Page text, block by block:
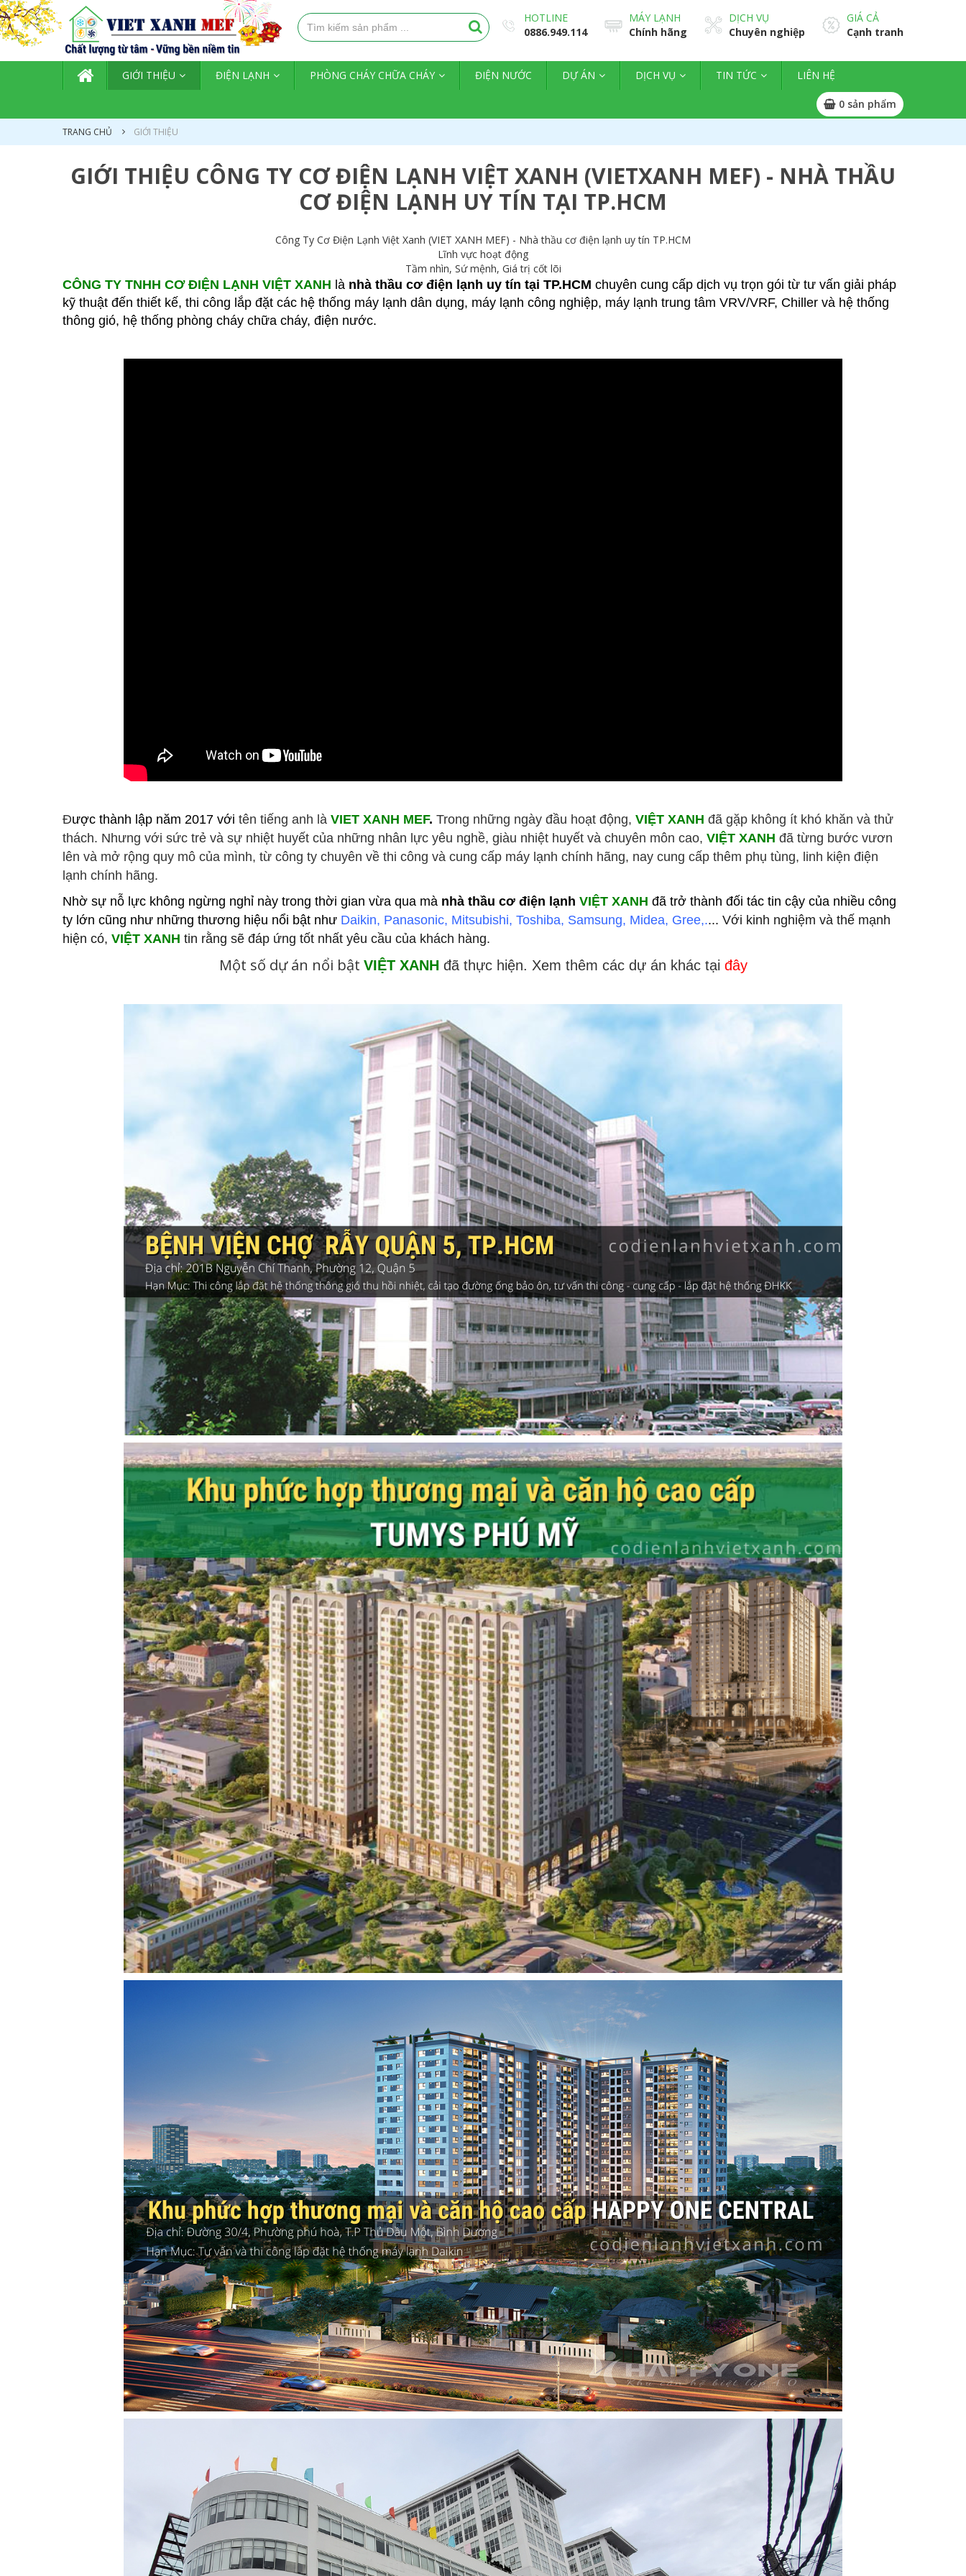
HOTLINE
0886.949.114
MÁY LẠNH
Chính hãng
DỊCH VỤ
Chuyên nghiệp
GIÁ CẢ
Cạnh tranh
TRANG CHỦ
GIỚI THIỆU ĐIỆN LẠNH PHÒNG CHÁY CHỮA CHÁY ĐIỆN NƯỚC DỰ ÁN DỊCH VỤ TIN TỨC LIÊN HỆ
0 sản phẩm
TRANG CHỦ GIỚI THIỆU
GIỚI THIỆU CÔNG TY CƠ ĐIỆN LẠNH VIỆT XANH (VIETXANH MEF) - NHÀ THẦU
CƠ ĐIỆN LẠNH UY TÍN TẠI TP.HCM
Công Ty Cơ Điện Lạnh Việt Xanh (VIET XANH MEF) - Nhà thầu cơ điện lạnh uy tín TP.HCM
Lĩnh vực hoạt động
Tầm nhìn, Sứ mệnh, Giá trị cốt lõi
CÔNG TY TNHH CƠ ĐIỆN LẠNH VIỆT XANH là nhà thầu cơ điện lạnh uy tín tại TP.HCM chuyên cung cấp dịch vụ trọn gói từ tư vấn giải pháp
kỹ thuật đến thiết kế, thi công lắp đặt các hệ thống máy lạnh dân dụng, máy lạnh công nghiệp, máy lạnh trung tâm VRV/VRF, Chiller và hệ thống
thông gió, hệ thống phòng cháy chữa cháy, điện nước.
Được thành lập năm 2017 với tên tiếng anh là VIET XANH MEF. Trong những ngày đầu hoạt động, VIỆT XANH đã gặp không ít khó khăn và thử
thách. Nhưng với sức trẻ và sự nhiệt huyết của những nhân lực yêu nghề, giàu nhiệt huyết và chuyên môn cao, VIỆT XANH đã từng bước vươn
lên và mở rộng quy mô của mình, từ công ty chuyên về thi công và cung cấp máy lạnh chính hãng, nay cung cấp thêm phụ tùng, linh kiện điện
lạnh chính hãng.
Nhờ sự nỗ lực không ngừng nghỉ này trong thời gian vừa qua mà nhà thầu cơ điện lạnh VIỆT XANH đã trở thành đối tác tin cậy của nhiều công
ty lớn cũng như những thương hiệu nổi bật như Daikin, Panasonic, Mitsubishi, Toshiba, Samsung, Midea, Gree,.... Với kinh nghiệm và thế mạnh
hiện có, VIỆT XANH tin rằng sẽ đáp ứng tốt nhất yêu cầu của khách hàng.
Một số dự án nổi bật VIỆT XANHđã thực hiện. Xem thêm các dự án khác tại đây